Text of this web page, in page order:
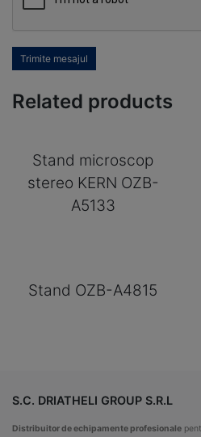
Trimite mesajul
Related products
Stand microscop
stereo KERN OZB-
A5133
Stand OZB-A4815
S.C. DRIATHELI GROUP S.R.L
Distribuitor de echipamente profesionale